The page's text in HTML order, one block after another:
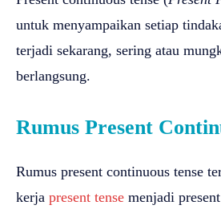
untuk menyampaikan setiap
terjadi sekarang, sering atau
berlangsung.
Rumus Present
Rumus present continuous tense
kerja present tense menjadi